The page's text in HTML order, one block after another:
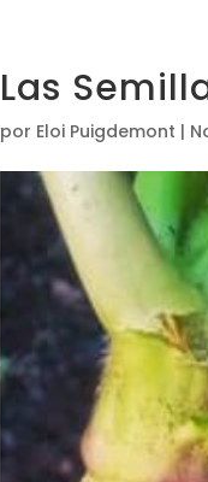
Las
por Eloi Puigdemont |